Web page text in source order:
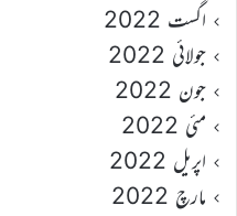
اگست 2022
جولائی 2022
جون 2022
مئی 2022
اپریل 2022
مارچ 2022